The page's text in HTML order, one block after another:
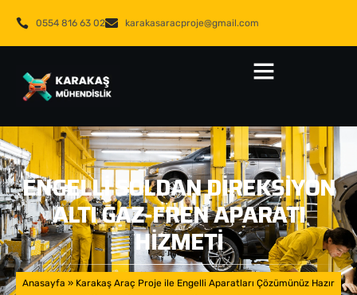
0554 816 63 02 karakasaracproje@gmail.com
ENGELLI SOLDAN DIREKSIYON
ALTI GAZ-FREN APARATI
HIZMETI
Anasayfa » Karakaş Araç Proje ile Engelli Aparatları Çözümünüz Hazır